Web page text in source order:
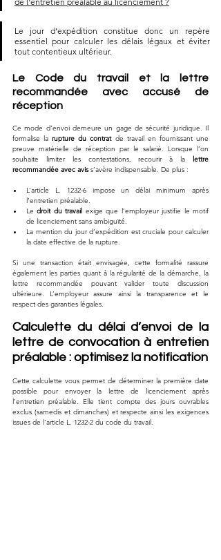
Le jour d’expédition constitue donc un repère
essentiel pour calculer les délais légaux et éviter
tout contentieux ultérieur.
Le Code du travail et la lettre
recommandée avec accusé de
réception
Ce mode d’envoi demeure un gage de sécurité juridique. Il
formalise la rupture du contrat de travail en fournissant une
preuve matérielle de réception par le salarié. Lorsque l’on
souhaite limiter les contestations, recourir à la lettre
recommandée avec avis s’avère indispensable. De plus :
L’article L. 1232-6 impose un délai minimum après
l’entretien préalable.
Le droit du travail exige que l’employeur justifie le motif
de licenciement sans ambiguïté.
La mention du jour d’expédition est cruciale pour calculer
la date effective de la rupture.
Si une transaction était envisagée, cette formalité rassure
également les parties quant à la régularité de la démarche, la
lettre recommandée pouvant valider toute discussion
ultérieure. L’employeur assure ainsi la transparence et le
respect des garanties légales.
Calculette du délai d’envoi de la
lettre de convocation à entretien
préalable : optimisez la notification
Cette calculette vous permet de déterminer la première date
possible pour envoyer la lettre de licenciement après
l’entretien préalable. Elle tient compte des jours ouvrables
exclus (samedis et dimanches) et respecte ainsi les exigences
issues de l’article L. 1232-2 du code du travail.